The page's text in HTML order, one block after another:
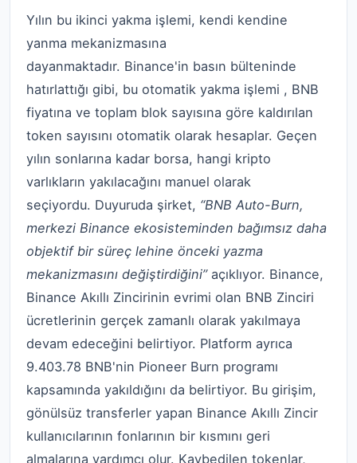
Yılın bu ikinci yakma işlemi, kendi kendine
yanma mekanizmasına
dayanmaktadır. Binance'in basın bülteninde
hatırlattığı gibi, bu otomatik yakma işlemi , BNB
fiyatına ve toplam blok sayısına göre kaldırılan
token sayısını otomatik olarak hesaplar. Geçen
yılın sonlarına kadar borsa, hangi kripto
varlıkların yakılacağını manuel olarak
seçiyordu. Duyuruda şirket, “BNB Auto-Burn,
merkezi Binance ekosisteminden bağımsız daha
objektif bir süreç lehine önceki yazma
mekanizmasını değiştirdiğini”açıklıyor. Binance,
Binance Akıllı Zincirinin evrimi olan BNB Zinciri
ücretlerinin gerçek zamanlı olarak yakılmaya
devam edeceğini belirtiyor. Platform ayrıca
9.403.78 BNB'nin Pioneer Burn programı
kapsamında yakıldığını da belirtiyor. Bu girişim,
gönülsüz transferler yapan Binance Akıllı Zincir
kullanıcılarının fonlarının bir kısmını geri
almalarına yardımcı olur. Kaybedilen tokenlar,